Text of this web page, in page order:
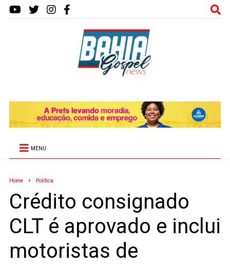
MENU
Home Política
Crédito consignado
CLT é aprovado e inclui
motoristas de